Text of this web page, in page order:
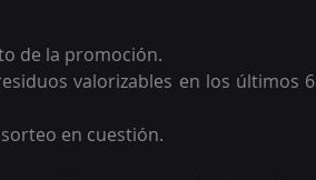
de la promoción.
valorizables en los últimos 6
en cuestión.